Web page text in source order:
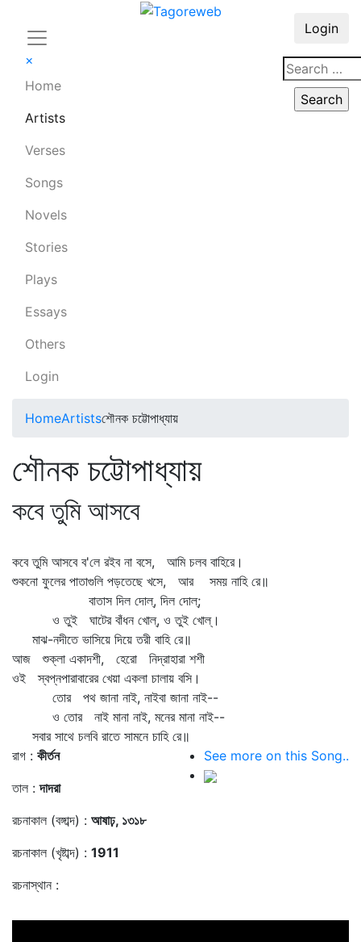
×
Home
Artists
Verses
Songs
Novels
Stories
Plays
Essays
Others
Login
Login
HomeArtistsশৌনক চট্টোপাধ্যায়
শৌনক চট্টোপাধ্যায়
কবে তুমি আসবে
কবে তুমি আসবে ব'লে রইব না বসে, আমি চলব বাহিরে।
শুকনো ফুলের পাতাগুলি পড়তেছে খসে, আর সময় নাহি রে॥
বাতাস দিল দোল্‌, দিল দোল্‌;
ও তুই ঘাটের বাঁধন খোল্‌, ও তুই খোল্‌।
মাঝ-নদীতে ভাসিয়ে দিয়ে তরী বাহি রে॥
আজ শুক্লা একাদশী, হেরো নিদ্রাহারা শশী
ওই স্বপ্নপারাবারের খেয়া একলা চালায় বসি।
তোর পথ জানা নাই, নাইবা জানা নাই--
ও তোর নাই মানা নাই, মনের মানা নাই--
সবার সাথে চলবি রাতে সামনে চাহি রে॥
রাগ : কীর্তন
তাল :দাদরা
রচনাকাল (বঙ্গাব্দ) : আষাঢ়, ১৩১৮
রচনাকাল (খৃষ্টাব্দ) : 1911
রচনাস্থান :
See more on this Song..